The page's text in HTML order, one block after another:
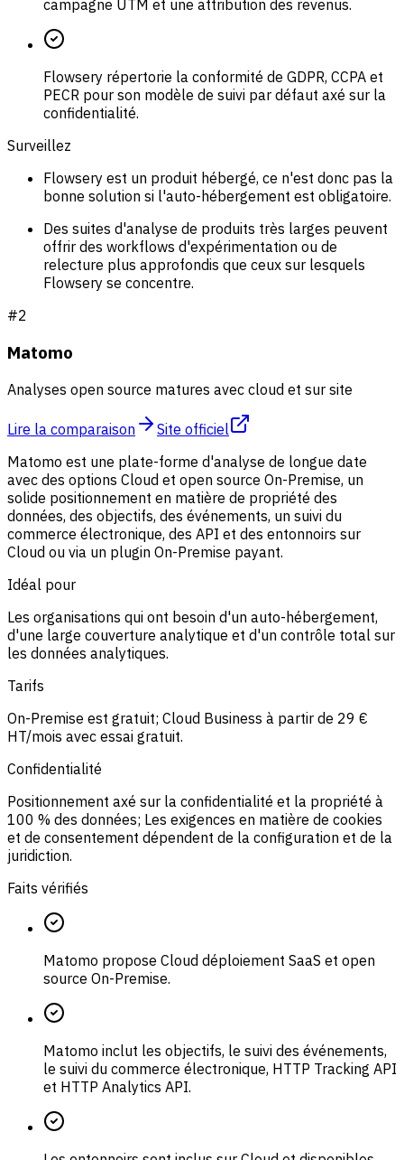
campagne UTM et une attribution des revenus.
Flowsery répertorie la conformité de GDPR, CCPA et
PECR pour son modèle de suivi par défaut axé sur la
confidentialité.
Surveillez
Flowsery est un produit hébergé, ce n'est donc pas la
bonne solution si l'auto-hébergement est obligatoire.
Des suites d'analyse de produits très larges peuvent
offrir des workflows d'expérimentation ou de
relecture plus approfondis que ceux sur lesquels
Flowsery se concentre.
#2
Matomo
Analyses open source matures avec cloud et sur site
Lire la comparaison
Site officiel
Matomo est une plate-forme d'analyse de longue date
avec des options Cloud et open source On-Premise, un
solide positionnement en matière de propriété des
données, des objectifs, des événements, un suivi du
commerce électronique, des API et des entonnoirs sur
Cloud ou via un plugin On-Premise payant.
Idéal pour
Les organisations qui ont besoin d'un auto-hébergement,
d'une large couverture analytique et d'un contrôle total sur
les données analytiques.
Tarifs
On-Premise est gratuit; Cloud Business à partir de 29 €
HT/mois avec essai gratuit.
Confidentialité
Positionnement axé sur la confidentialité et la propriété à
100 % des données; Les exigences en matière de cookies
et de consentement dépendent de la configuration et de la
juridiction.
Faits vérifiés
Matomo propose Cloud déploiement SaaS et open
source On-Premise.
Matomo inclut les objectifs, le suivi des événements,
le suivi du commerce électronique, HTTP Tracking API
et HTTP Analytics API.